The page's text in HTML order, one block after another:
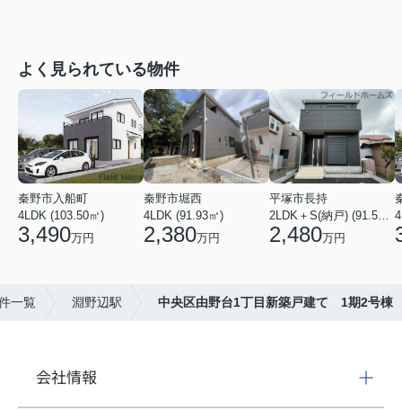
よく見られている物件
秦野市入船町
4LDK (103.50㎡)
3,490万円
秦野市堀西
4LDK (91.93㎡)
2,380万円
平塚市長持
2LDK＋S(納戸) (91.52㎡)
2,480万円
一覧 淵野辺駅 中央区由野台1丁目新築戸建て 1期2号棟
会社情報